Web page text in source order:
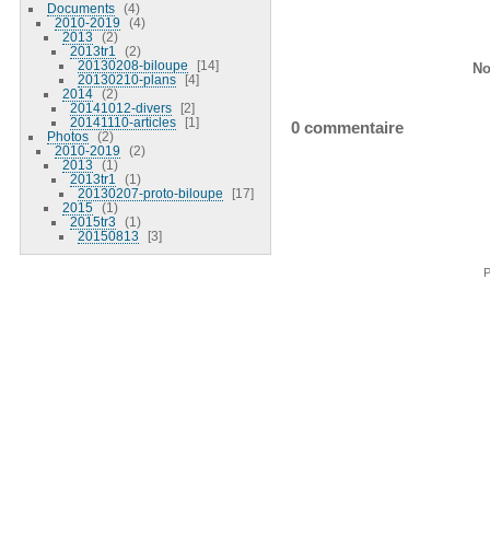
Documents
4
2010-2019
4
2013
2
2013tr1
2
20130208-biloupe
14
20130210-plans
4
2014
2
20141012-divers
2
20141110-articles
1
Photos
2
2010-2019
2
2013
1
2013tr1
1
20130207-proto-biloupe
17
2015
1
2015tr3
1
20150813
3
0 commentaire